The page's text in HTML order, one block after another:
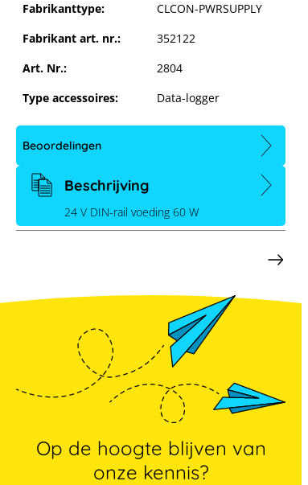
SMA netvoeding 24V voor
datamanager
Fabrikanttype:
CLCON-PWRSUPPLY
Fabrikant art. nr.:
352122
Art. Nr.:
2804
Type accessoires:
Data-logger
Beoordelingen
Beschrijving
24 V DIN-rail voeding 60 W
Op de hoogte blijven van
onze kennis?